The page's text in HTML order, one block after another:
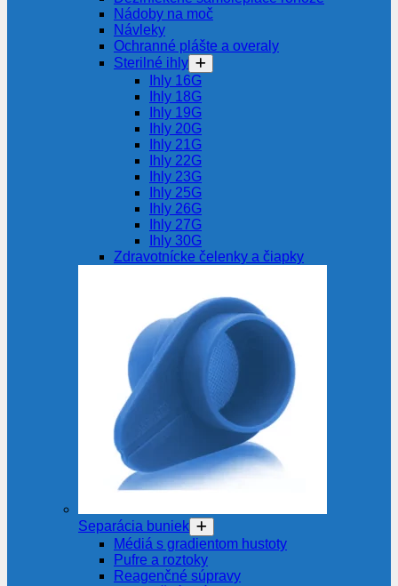
Nádoby na moč
Návleky
Ochranné plášte a overaly
Sterilné ihly
Ihly 16G
Ihly 18G
Ihly 19G
Ihly 20G
Ihly 21G
Ihly 22G
Ihly 23G
Ihly 25G
Ihly 26G
Ihly 27G
Ihly 30G
Zdravotnícke čelenky a čiapky
Separácia buniek
Médiá s gradientom hustoty
Pufre a roztoky
Reagenčné súpravy